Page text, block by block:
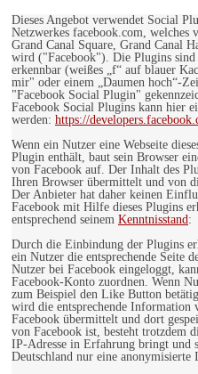
Dieses Angebot verwendet Social
Netzwerkes facebook.com,
Grand Canal Square, Grand Canal
wird ("Facebook"). Die Plugins sind
erkennbar (weißes „f“ auf blauer
mir" oder einem „Daumen hoch“-
"Facebook Social Plugin"
Facebook Social Plugins kann hier
werden: https://
Wenn ein Nutzer eine Webseite
Plugin enthält, baut sein Browser
von Facebook auf. Der Inhalt des
Ihren Browser übermittelt und von
Der Anbieter hat daher keinen
Facebook mit Hilfe dieses Plugins
entsprechend seinem Kenntnisstand:
Durch die Einbindung der Plugins
ein Nutzer die entsprechende Seite
Nutzer bei Facebook eingeloggt,
Facebook-Konto zuordnen. Wenn
zum Beispiel den Like Button
wird die entsprechende Information
Facebook übermittelt und dort
von Facebook ist, besteht trotzdem
IP-Adresse in Erfahrung bringt und
Deutschland nur eine anonymisierte